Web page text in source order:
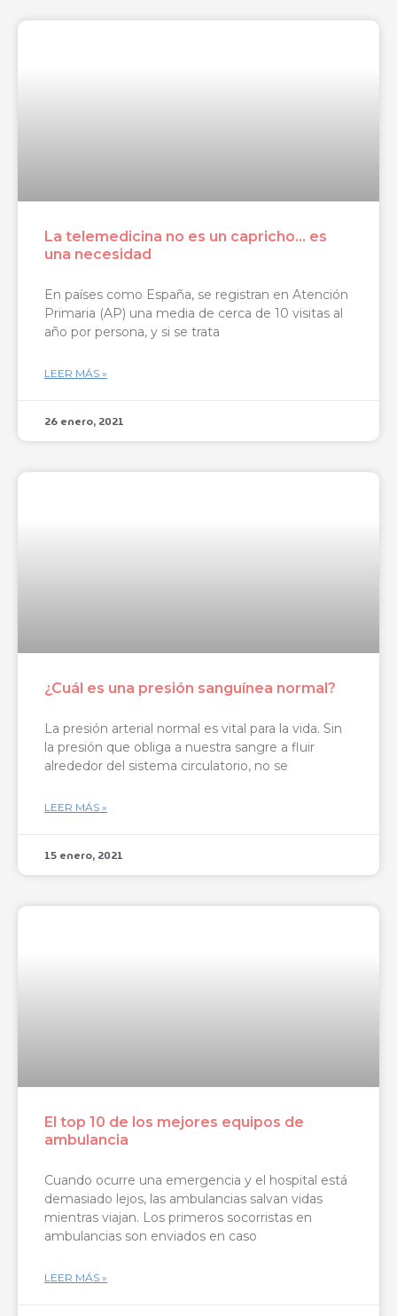
La telemedicina no es un capricho… es
una necesidad
En países como España, se registran en Atención
Primaria (AP) una media de cerca de 10 visitas al
año por persona, y si se trata
LEER MÁS »
26 enero, 2021
¿Cuál es una presión sanguínea normal?
La presión arterial normal es vital para la vida. Sin
la presión que obliga a nuestra sangre a fluir
alrededor del sistema circulatorio, no se
LEER MÁS »
15 enero, 2021
El top 10 de los mejores equipos de
ambulancia
Cuando ocurre una emergencia y el hospital está
demasiado lejos, las ambulancias salvan vidas
mientras viajan. Los primeros socorristas en
ambulancias son enviados en caso
LEER MÁS »